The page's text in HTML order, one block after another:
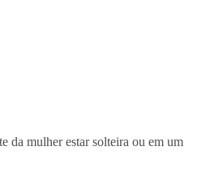
da mulher estar solteira ou em um